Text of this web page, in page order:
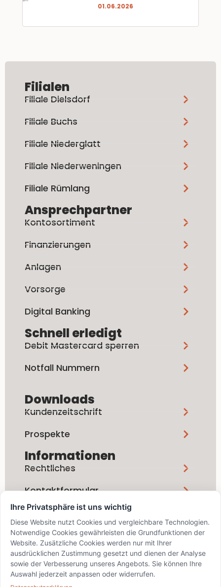
01.06.2026
Filialen
Filiale Dielsdorf
Filiale Buchs
Filiale Niederglatt
Filiale Niederweningen
Filiale Rümlang
Ansprechpartner
Kontosortiment
Finanzierungen
Anlagen
Vorsorge
Digital Banking
Schnell erledigt
Debit Mastercard sperren
Notfall Nummern
Downloads
Kundenzeitschrift
Prospekte
Informationen
Rechtliches
Kontaktformular
Social Media
info@bskd.ch / IID 8389 / SWIFT
Ihre Privatsphäre ist uns wichtig
Diese Website nutzt Cookies und vergleichbare Technologien.
Notwendige Cookies gewährleisten die Grundfunktionen der
Website. Zusätzliche Cookies werden nur mit Ihrer
ausdrücklichen Zustimmung gesetzt und dienen der Analyse
sowie der Verbesserung unseres Angebots. Sie können Ihre
Auswahl jederzeit anpassen oder widerrufen.